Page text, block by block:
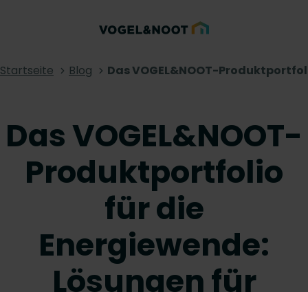
Startseite Blog Das VOGEL&NOOT-
Das VOGEL&NOOT-
Produktportfolio
für die
Energiewende:
Lösungen für